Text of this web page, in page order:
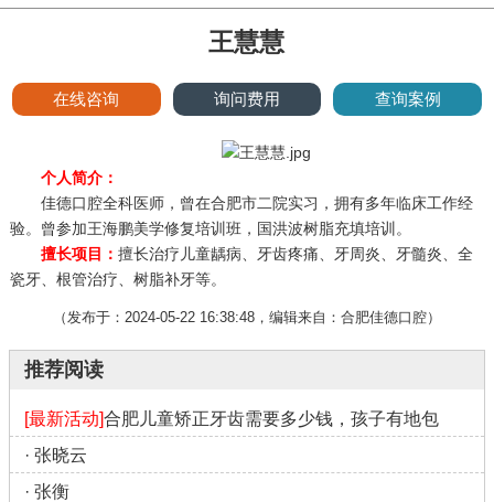
王慧慧
在线咨询 询问费用 查询案例
个人简介：
佳德口腔全科医师，曾在合肥市二院实习，拥有多年临床工作经
验。曾参加王海鹏美学修复培训班，国洪波树脂充填培训。
擅长项目： 擅长治疗儿童龋病、牙齿疼痛、牙周炎、牙髓炎、全
瓷牙、根管治疗、树脂补牙等。
（发布于：2024-05-22 16:38:48，编辑来自：合肥佳德口腔）
推荐阅读
[最新活动]合肥儿童矫正牙齿需要多少钱，孩子有地包
· 张晓云
· 张衡